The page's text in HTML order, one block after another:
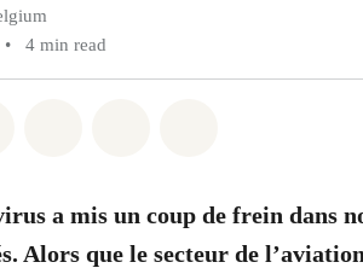
• 4 min read
a mis un coup de frein dans
Alors que le secteur de